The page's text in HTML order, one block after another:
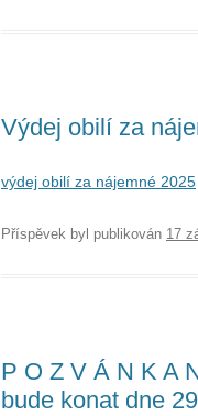
Výdej obilí za
výdej obilí za nájemné 2025
Příspěvek byl publikován 17
P O Z V Á N K A
bude konat dne